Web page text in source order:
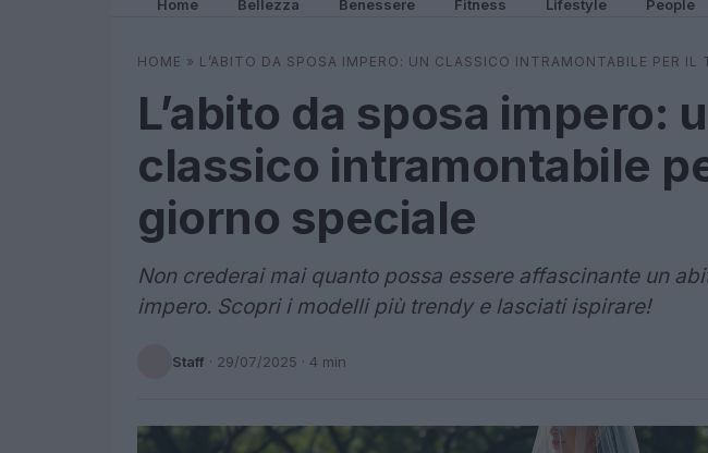
Home Bellezza Benessere Fitness Lifestyle People
HOME » L’ABITO DA SPOSA IMPERO: UN CLASSICO INTRAMONTABILE PER IL
L’abito da sposa impero:
classico intramontabile
giorno speciale
Non crederai mai quanto possa essere affascinante un
impero. Scopri i modelli più trendy e lasciati ispirare!
Staff · 29/07/2025 · 4 min